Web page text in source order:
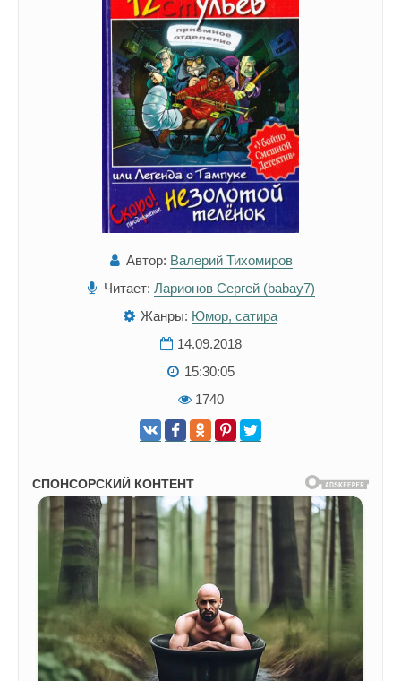
Автор: Валерий Тихомиров
Читает: Ларионов Сергей (babay7)
Жанры: Юмор, сатира
14.09.2018
15:30:05
1740